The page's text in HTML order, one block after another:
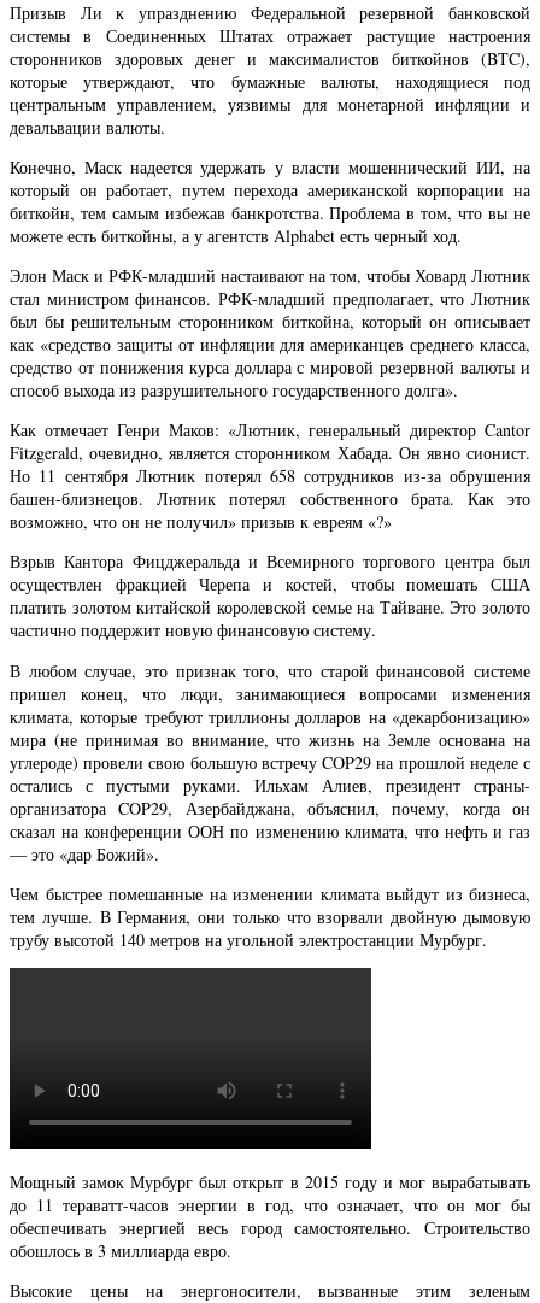
Призыв Ли к упразднению Федеральной резервной банковской
системы в Соединенных Штатах отражает растущие настроения
сторонников здоровых денег и максималистов биткойнов (BTC),
которые утверждают, что бумажные валюты, находящиеся под
центральным управлением, уязвимы для монетарной инфляции и
девальвации валюты.
Конечно, Маск надеется удержать у власти мошеннический ИИ, на
который он работает, путем перехода американской корпорации на
биткойн, тем самым избежав банкротства. Проблема в том, что вы не
можете есть биткойны, а у агентств Alphabet есть черный ход.
Элон Маск и РФК-младший настаивают на том, чтобы Ховард Лютник
стал министром финансов. РФК-младший предполагает, что Лютник
был бы решительным сторонником биткойна, который он описывает
как «средство защиты от инфляции для американцев среднего класса,
средство от понижения курса доллара с мировой резервной валюты и
способ выхода из разрушительного государственного долга».
Как отмечает Генри Маков: «Лютник, генеральный директор Cantor
Fitzgerald, очевидно, является сторонником Хабада. Он явно сионист.
Но 11 сентября Лютник потерял 658 сотрудников из-за обрушения
башен-близнецов. Лютник потерял собственного брата. Как это
возможно, что он не получил» призыв к евреям «?»
Взрыв Кантора Фицджеральда и Всемирного торгового центра был
осуществлен фракцией Черепа и костей, чтобы помешать США
платить золотом китайской королевской семье на Тайване. Это золото
частично поддержит новую финансовую систему.
В любом случае, это признак того, что старой финансовой системе
пришел конец, что люди, занимающиеся вопросами изменения
климата, которые требуют триллионы долларов на «декарбонизацию»
мира (не принимая во внимание, что жизнь на Земле основана на
углероде) провели свою большую встречу COP29 на прошлой неделе с
остались с пустыми руками. Ильхам Алиев, президент страны-
организатора COP29, Азербайджана, объяснил, почему, когда он
сказал на конференции ООН по изменению климата, что нефть и газ
— это «дар Божий».
Чем быстрее помешанные на изменении климата выйдут из бизнеса,
тем лучше. В Германия, они только что взорвали двойную дымовую
трубу высотой 140 метров на угольной электростанции Мурбург.
Мощный замок Мурбург был открыт в 2015 году и мог вырабатывать
до 11 тераватт-часов энергии в год, что означает, что он мог бы
обеспечивать энергией весь город самостоятельно. Строительство
обошлось в 3 миллиарда евро.
Высокие цены на энергоносители, вызванные этим зеленым